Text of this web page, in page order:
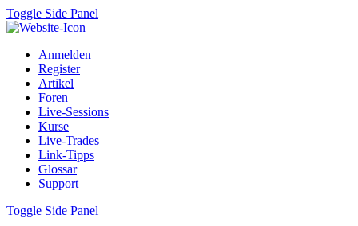
Toggle Side Panel
Anmelden
Register
Artikel
Foren
Live-Sessions
Kurse
Live-Trades
Link-Tipps
Glossar
Support
Toggle Side Panel